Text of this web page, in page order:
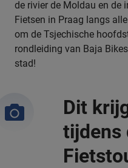
de rivier de Moldau en de
Fietsen in Praag langs
om de Tsjechische
rondleiding van Baja
stad!
Dit
tijdens